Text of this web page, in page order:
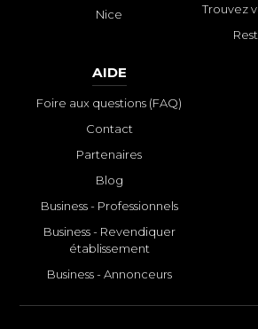
Nice
Trouvez
AIDE
Foire aux questions (FAQ)
Contact
Partenaires
Blog
Business - Professionnels
Business - Revendiquer
établissement
Business - Annonceurs